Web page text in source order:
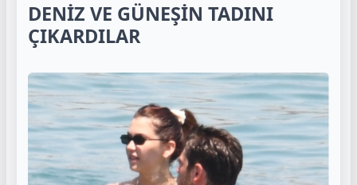
DENİZ VE GÜNEŞİN TADINI
ÇIKARDILAR